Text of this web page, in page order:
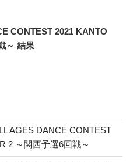
CONTEST 2021 KANTO
～ 結果
AGES DANCE CONTEST
2 ～関西予選6回戦～